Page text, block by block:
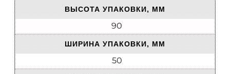
ВЫСОТА УПАКОВКИ, ММ
90
ШИРИНА УПАКОВКИ, ММ
50